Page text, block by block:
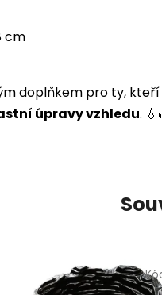
cm
doplňkem pro ty,
úpravy vzhledu.